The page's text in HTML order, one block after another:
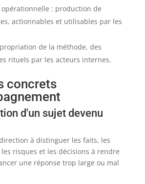
: production de
actionnables et utilisables par les
de la méthode, des
rituels par les acteurs internes.
concrets
d'un sujet devenu
à distinguer les faits, les
risques et les décisions à rendre
une réponse trop large ou mal